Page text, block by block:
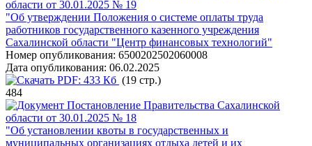
области от 30.01.2025 № 19
"Об утверждении Положения о системе оплаты труда
работников государственного казенного учреждения
Сахалинской области "Центр финансовых технологий"
Номер опубликования: 6500202502060008
Дата опубликования: 06.02.2025
PDF: 433 Кб (19 стр.)
484
Постановление Правительства Сахалинской
области от 30.01.2025 № 18
"Об установлении квоты в государственных и
муниципальных организациях отдыха детей и их